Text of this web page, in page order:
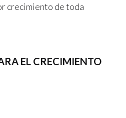
crecimiento de toda
EL CRECIMIENTO